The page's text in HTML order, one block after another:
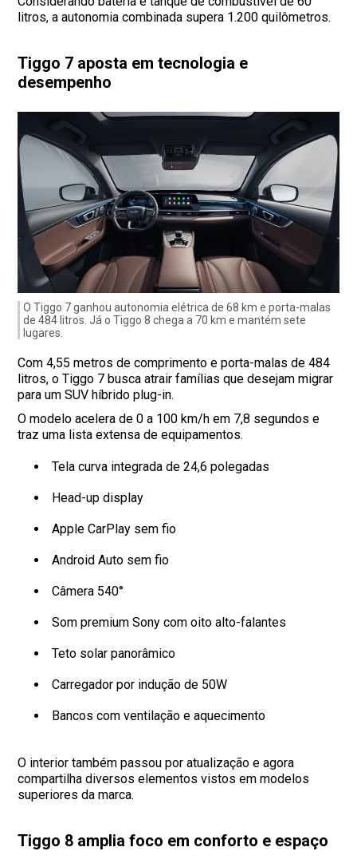
litros, a autonomia combinada supera 1.200 quilômetros.
Tiggo 7 aposta em tecnologia e
desempenho
O Tiggo 7 ganhou autonomia elétrica de 68 km e porta-malas
de 484 litros. Já o Tiggo 8 chega a 70 km e mantém sete
lugares.
Com 4,55 metros de comprimento e porta-malas de 484
litros, o Tiggo 7 busca atrair famílias que desejam migrar
para um SUV híbrido plug-in.
O modelo acelera de 0 a 100 km/h em 7,8 segundos e
traz uma lista extensa de equipamentos.
Tela curva integrada de 24,6 polegadas
Head-up display
Apple CarPlay sem fio
Android Auto sem fio
Câmera 540°
Som premium Sony com oito alto-falantes
Teto solar panorâmico
Carregador por indução de 50W
Bancos com ventilação e aquecimento
O interior também passou por atualização e agora
compartilha diversos elementos vistos em modelos
superiores da marca.
Tiggo 8 amplia foco em conforto e espaço